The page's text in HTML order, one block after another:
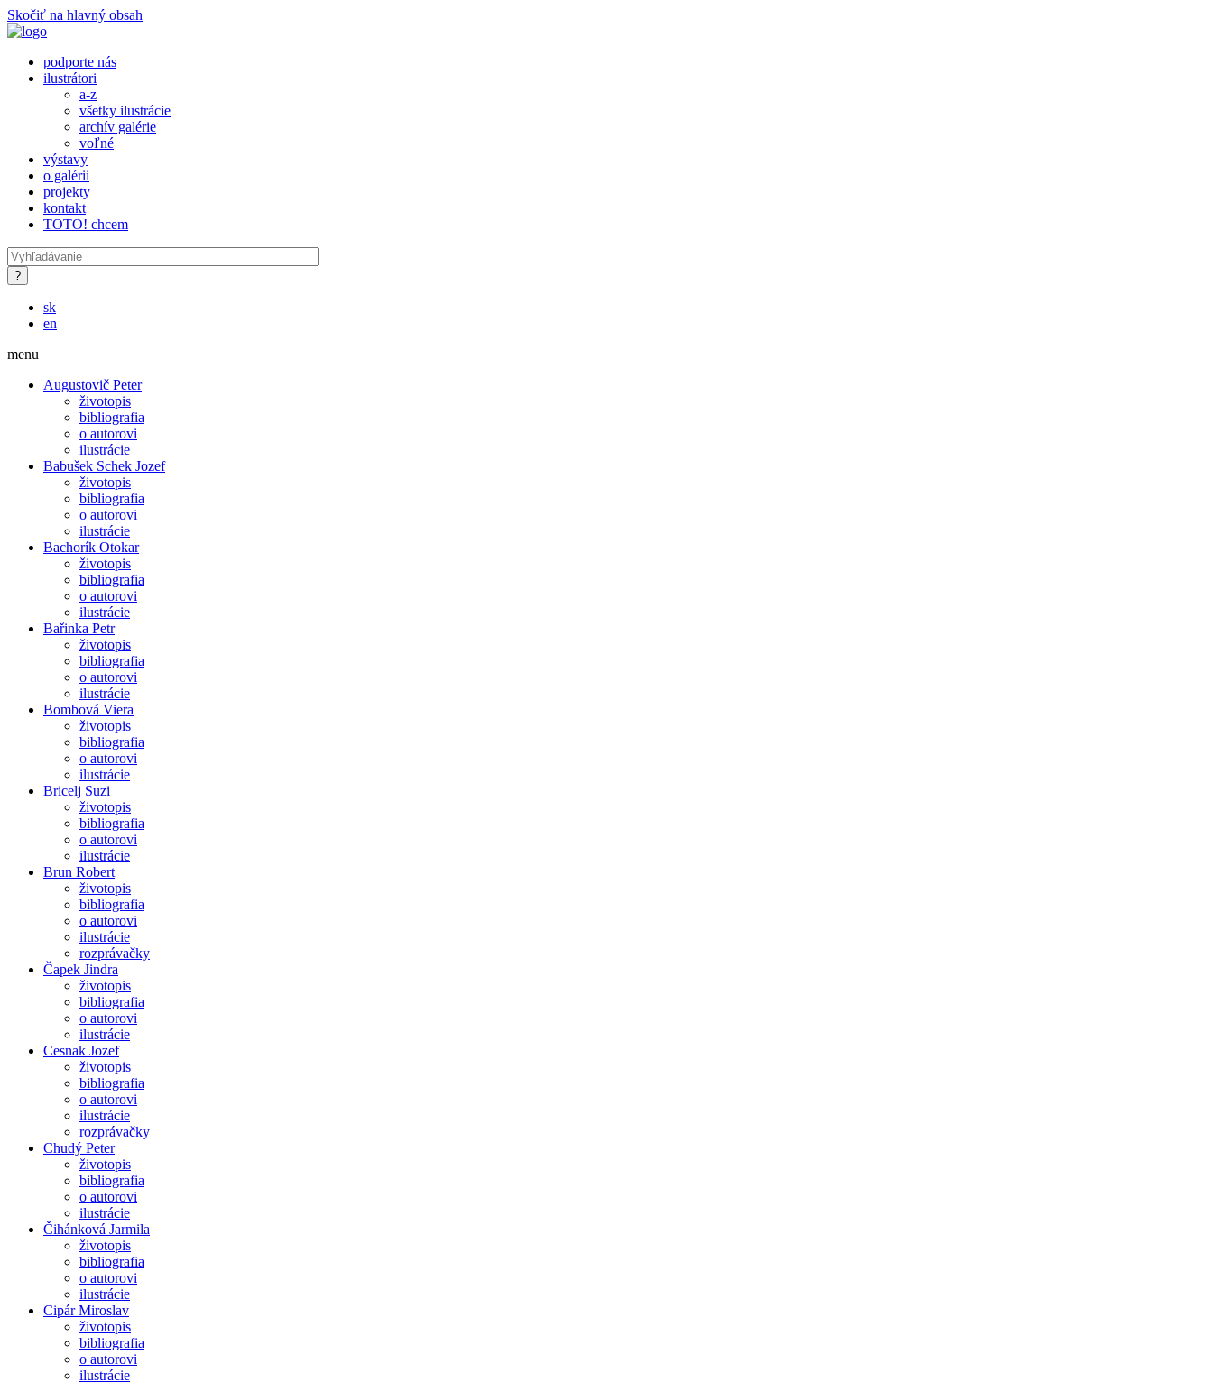
Skočiť na hlavný obsah
podporte nás
ilustrátori
a-z
všetky ilustrácie
archív galérie
voľné
výstavy
o galérii
projekty
kontakt
TOTO! chcem
sk
en
menu
Augustovič Peter
životopis
bibliografia
o autorovi
ilustrácie
Babušek Schek Jozef
životopis
bibliografia
o autorovi
ilustrácie
Bachorík Otokar
životopis
bibliografia
o autorovi
ilustrácie
Bařinka Petr
životopis
bibliografia
o autorovi
ilustrácie
Bombová Viera
životopis
bibliografia
o autorovi
ilustrácie
Bricelj Suzi
životopis
bibliografia
o autorovi
ilustrácie
Brun Robert
životopis
bibliografia
o autorovi
ilustrácie
rozprávačky
Čapek Jindra
životopis
bibliografia
o autorovi
ilustrácie
Cesnak Jozef
životopis
bibliografia
o autorovi
ilustrácie
rozprávačky
Chudý Peter
životopis
bibliografia
o autorovi
ilustrácie
Čihánková Jarmila
životopis
bibliografia
o autorovi
ilustrácie
Cipár Miroslav
životopis
bibliografia
o autorovi
ilustrácie